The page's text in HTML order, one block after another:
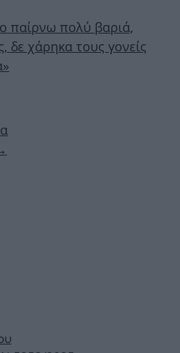
παίρνω πολύ βαριά,
δε χάρηκα τους γονείς